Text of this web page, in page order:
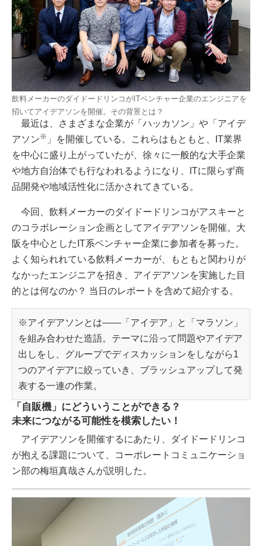
飲料メーカーのダイドードリンコがITベンチャー企業のエンジニアを
招いてアイデアソンを開催。その背景とは？
最近は、さまざまな企業が「ハッカソン」や「アイデ
アソン※ 」を開催している。これらはもともと、IT業界
を中心に盛り上がっていたが、徐々に一般的な大手企業
や地方自治体でも行なわれるようになり、ITに限らず商
品開発や地域活性化に活かされてきている。
今回、飲料メーカーのダイドードリンコがアスキーと
のコラボレーション企画としてアイデアソンを開催。大
阪を中心としたIT系ベンチャー企業に参加者を募った。
よく知られれている飲料メーカーが、もともと関わりが
なかったエンジニアを招き、アイデアソンを実施した目
的とは何なのか？ 当日のレポートを含めて紹介する。
※アイデアソンとは――「アイデア」と「マラソン」
を組み合わせた造語。テーマに沿って問題やアイデア
出しをし、グループでディスカッションをしながら1
つのアイデアに絞っていき、ブラッシュアップして発
表する一連の作業。
「自販機」にどういうことができる？
未来につながる可能性を模索したい！
アイデアソンを開催するにあたり、ダイドードリンコ
が抱える課題について、コーポレートコミュニケーショ
ン部の梅垣真哉さんが説明した。